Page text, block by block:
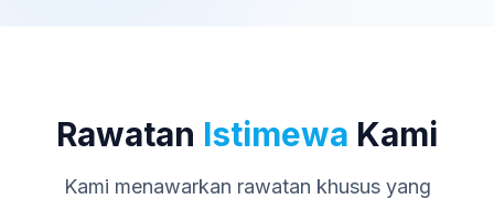
Rawatan Istimewa Kami
Kami menawarkan rawatan khusus yang